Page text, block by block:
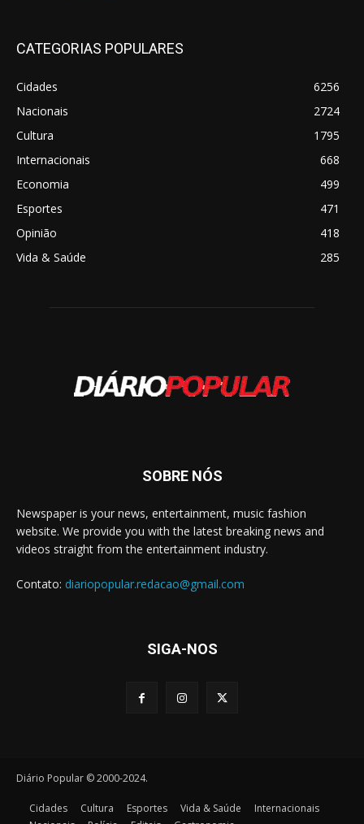
CATEGORIAS POPULARES
Cidades
6256
Nacionais
2724
Cultura
1795
Internacionais
668
Economia
499
Esportes
471
Opinião
418
Vida & Saúde
285
SOBRE NÓS
Newspaper is your news, entertainment, music fashion
website. We provide you with the latest breaking news and
videos straight from the entertainment industry.
Contato: diariopopular.redacao@gmail.com
SIGA-NOS
Diário Popular © 2000-2024.
Cidades Cultura Esportes Vida & Saúde
Internacionais